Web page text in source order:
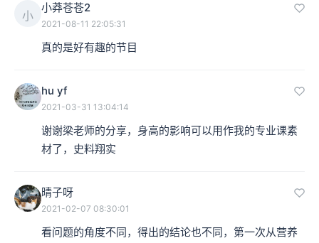
小
小莽苍苍2
2021-08-11 22:05:31
真的是好有趣的节目
hu yf
2021-03-31 13:04:14
谢谢梁老师的分享，身高的影响可以用作我的专业课素
材了，史料翔实
晴子呀
2021-02-07 08:30:01
看问题的角度不同，得出的结论也不同，第一次从营养